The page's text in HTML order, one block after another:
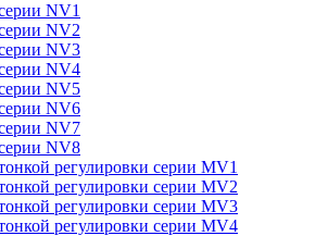
NV1
NV2
NV3
NV4
NV5
NV6
NV7
NV8
регулировки серии MV1
регулировки серии MV2
регулировки серии MV3
регулировки серии MV4